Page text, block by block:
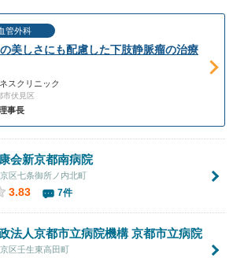
管外科
美しさにも配慮した下肢静脈瘤の治療
スクリニック
市伏見区
事長
会新京都南病院
区七条御所ノ内北町
3.83 7件
法人京都市立病院機構京都市立病院
区壬生東高田町